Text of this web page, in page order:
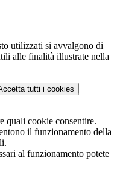
utilizzati si avvalgono di
alle finalità illustrate nella
tutti i cookies
quali cookie consentire.
il funzionamento della
al funzionamento potete